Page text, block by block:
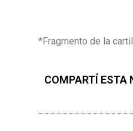
*Fragmento de la
COMPARTÍ ESTA